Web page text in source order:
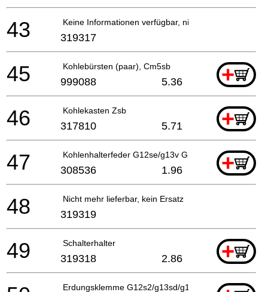
Keine Informationen verfügbar, nicht bestellbar
43 319317
Kohlebürsten (paar), Cm5sb +
45 999088 5.36
Kohlekasten Zsb +
46 317810 5.71
Kohlenhalterfeder G12se/g13v G13yd/g13sb2/g12sa2
+
47 308536 1.96
Nicht mehr lieferbar, kein Ersatz
48 319319
Schalterhalter +
49 319318 2.86
Erdungsklemme G12s2/g13sd/g13v G13yd/g13sb2/